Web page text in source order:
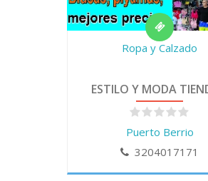
Ropa y Calzado
ESTILO Y MODA
Puerto Berrio
3204017171